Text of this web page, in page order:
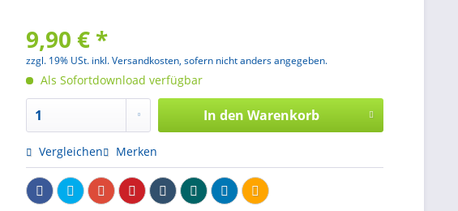
9,90 € *
zzgl. 19% USt. inkl. Versandkosten, sofern nicht anders angegeben.
Als Sofortdownload verfügbar
In den Warenkorb
Vergleichen Merken